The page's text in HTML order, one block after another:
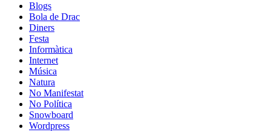
Blogs
Bola de Drac
Diners
Festa
Informàtica
Internet
Música
Natura
No Manifestat
No Política
Snowboard
Wordpress